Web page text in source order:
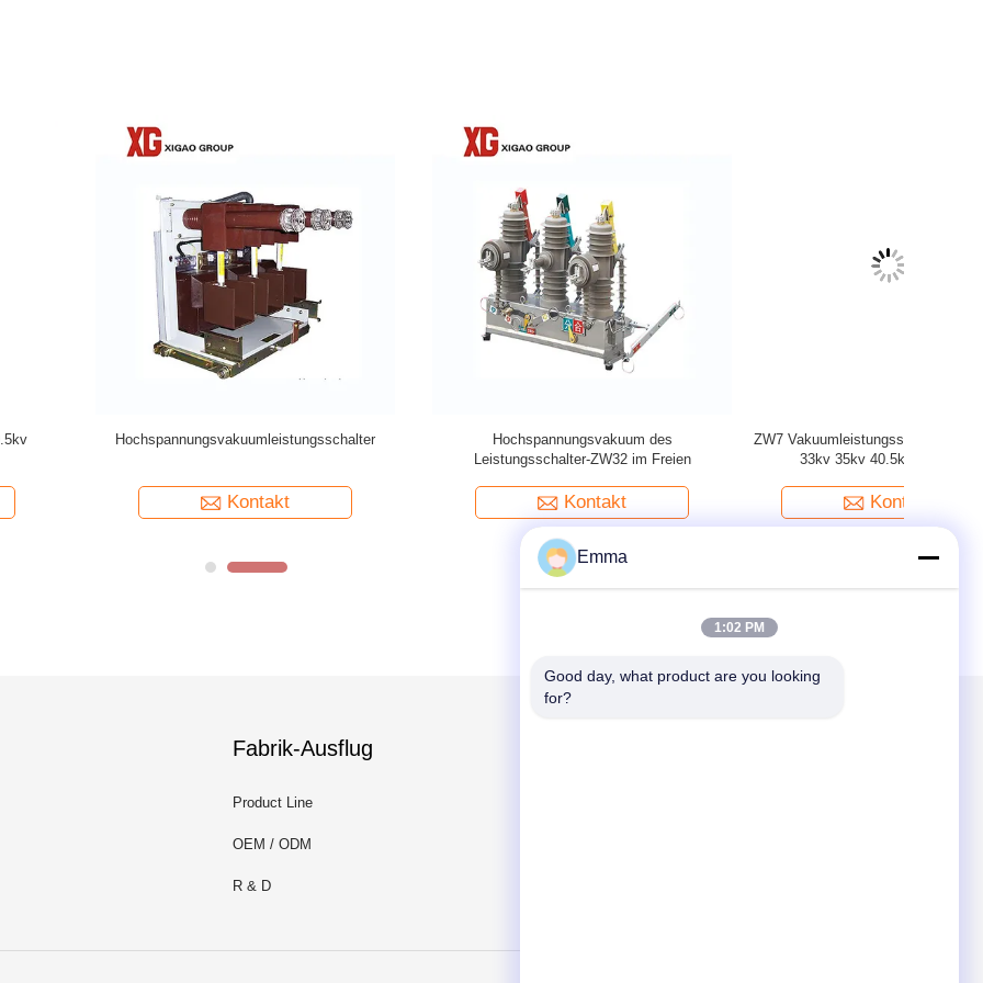
VS1-12innen-12kV SF6
Intelligente Reclosing
Vakuumleistungsschalter-Schalter-
ZW32-12G/630A Vakuumleistungsschalter-
Hochspannung im Freien
Fabrik-Ausflug
Product Line
OEM / ODM
R & D
Emma
1:02 PM
Good day, what product are you looking
for?